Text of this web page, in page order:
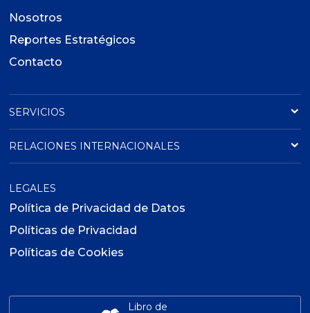
Nosotros
Reportes Estratégicos
Contacto
SERVICIOS
RELACIONES INTERNACIONALES
LEGALES
Política de Privacidad de Datos
Políticas de Privacidad
Políticas de Cookies
Libro de